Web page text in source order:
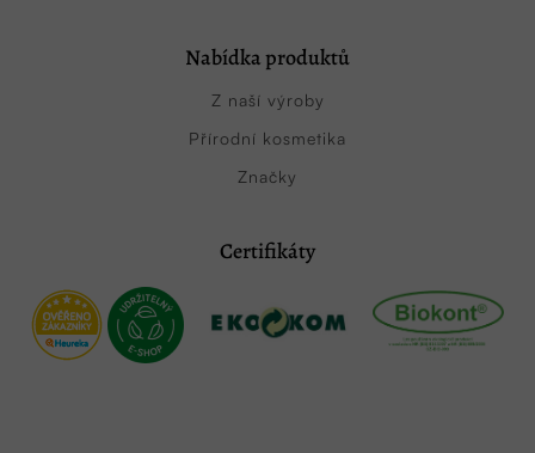
Nabídka produktů
Z naší výroby
Přírodní kosmetika
Značky
Certifikáty